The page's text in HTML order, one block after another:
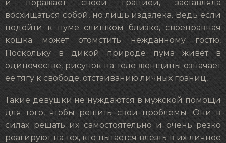
и поражает своей грацией, заставляла
восхищаться собой, но лишь издалека. Ведь если
подойти к пуме слишком близко, своенравная
кошка может отомстить нежданному гостю.
Поскольку в дикой природе пума живёт в
одиночестве, рисунок на теле женщины означает
её тягу к свободе, отстаиванию личных границ.
Такие девушки не нуждаются в мужской помощи
для того, чтобы решить свои проблемы. Они в
силах решать их самостоятельно и очень резко
реагируют на тех, кто пытается влезть в их личное